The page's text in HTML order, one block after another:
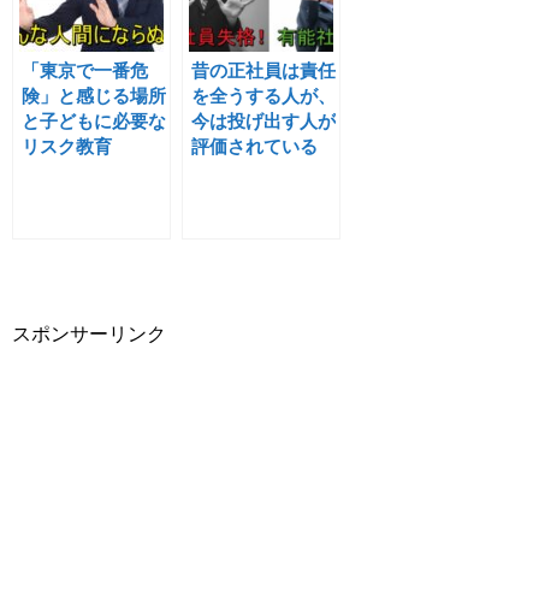
「東京で一番危
険」と感じる場所
と子どもに必要な
リスク教育
昔の正社員は責任
を全うする人が、
今は投げ出す人が
評価されている
スポンサーリンク